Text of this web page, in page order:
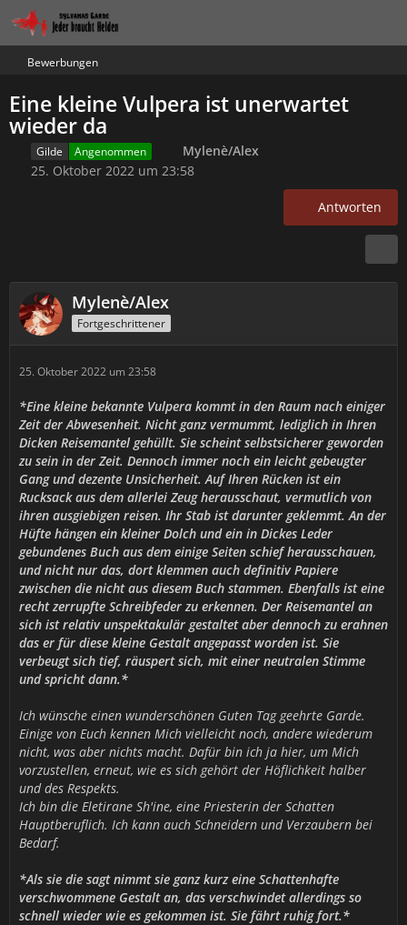
Bewerbungen
Eine kleine Vulpera ist unerwartet
wieder da
Gilde Angenommen
Mylenè/Alex
25. Oktober 2022 um 23:58
Antworten
Mylenè/Alex
Fortgeschrittener
25. Oktober 2022 um 23:58
*Eine kleine bekannte Vulpera kommt in den Raum nach einiger
Zeit der Abwesenheit. Nicht ganz vermummt, lediglich in Ihren
Dicken Reisemantel gehüllt. Sie scheint selbstsicherer geworden
zu sein in der Zeit. Dennoch immer noch ein leicht gebeugter
Gang und dezente Unsicherheit. Auf Ihren Rücken ist ein
Rucksack aus dem allerlei Zeug herausschaut, vermutlich von
ihren ausgiebigen reisen. Ihr Stab ist darunter geklemmt. An der
Hüfte hängen ein kleiner Dolch und ein in Dickes Leder
gebundenes Buch aus dem einige Seiten schief herausschauen,
und nicht nur das, dort klemmen auch definitiv Papiere
zwischen die nicht aus diesem Buch stammen. Ebenfalls ist eine
recht zerrupfte Schreibfeder zu erkennen. Der Reisemantel an
sich ist relativ unspektakulär gestaltet aber dennoch zu erahnen
das er für diese kleine Gestalt angepasst worden ist. Sie
verbeugt sich tief, räuspert sich, mit einer neutralen Stimme
und spricht dann.*
Ich wünsche einen wunderschönen Guten Tag geehrte Garde.
Einige von Euch kennen Mich vielleicht noch, andere wiederum
nicht, was aber nichts macht. Dafür bin ich ja hier, um Mich
vorzustellen, erneut, wie es sich gehört der Höflichkeit halber
und des Respekts.
Ich bin die Eletirane Sh'ine, eine Priesterin der Schatten
Hauptberuflich. Ich kann auch Schneidern und Verzaubern bei
Bedarf.
*Als sie die sagt nimmt sie ganz kurz eine Schattenhafte
verschwommene Gestalt an, das verschwindet allerdings so
schnell wieder wie es gekommen ist. Sie fährt ruhig fort.*